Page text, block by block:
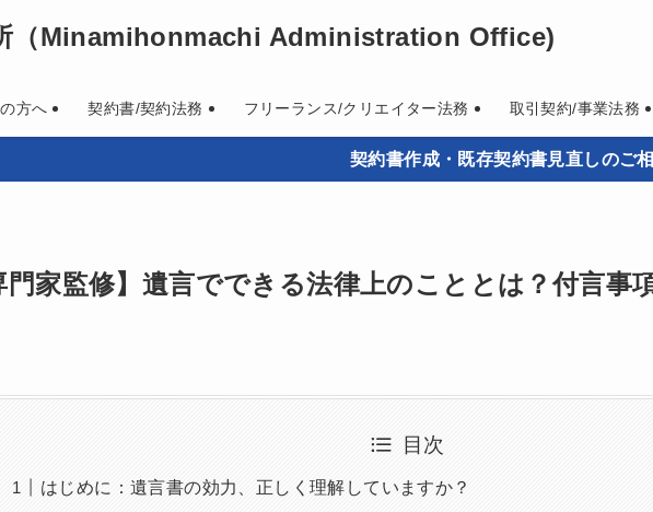
（Minamihonmachi Administration Office)
方へ 契約書/契約法務 フリーランス/クリエイター法務 取引契約/事業法務
契約書作成・既存契約書見直しのご相談を承
門家監修】遺言でできる法律上のこととは？付言事
目次
はじめに：遺言書の効力、正しく理解していますか？